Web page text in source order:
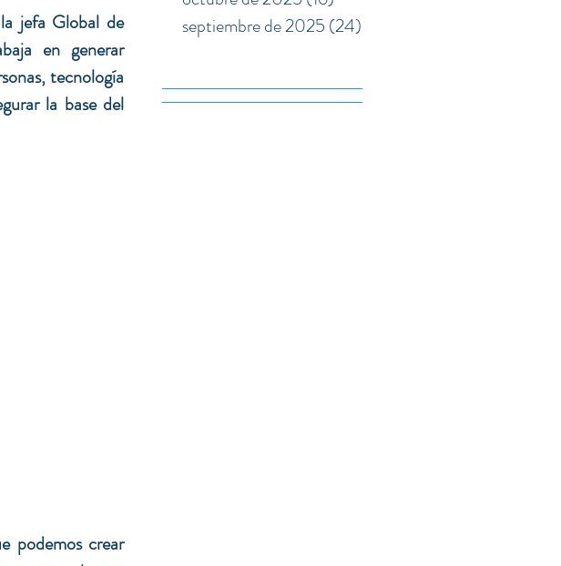
jefa Global de
en generar
tecnología
la base del
podemos crear
septiembre de 2025 (24)